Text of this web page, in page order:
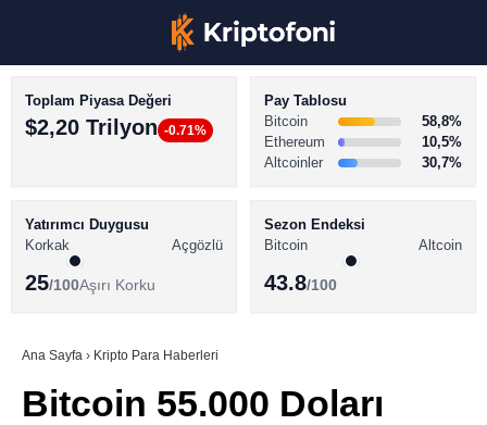
Youtube
BİTCOİN HABERLERİ
ALTCOİN HABERLERİ
SÖZLÜK
Toplam Piyasa Değeri
$2,20 Trilyon -0.71%
Pay Tablosu
Bitcoin
58,8%
Ethereum
10,5%
Altcoinler
30,7%
Yatırımcı Duygusu
Korkak
Açgözlü
25/100Aşırı Korku
Sezon Endeksi
Bitcoin
Altcoin
43.8/100
Ana Sayfa › Kripto Para Haberleri
Bitcoin 55.000 Doları